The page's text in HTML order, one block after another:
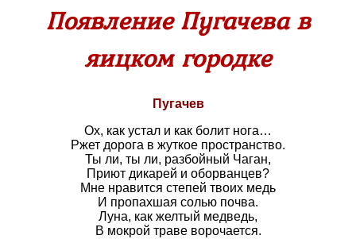
Появление Пугачева в
яицком городке
Пугачев
Ох, как устал и как болит нога…
Ржет дорога в жуткое пространство.
Ты ли, ты ли, разбойный Чаган,
Приют дикарей и оборванцев?
Мне нравится степей твоих медь
И пропахшая солью почва.
Луна, как желтый медведь,
В мокрой траве ворочается.